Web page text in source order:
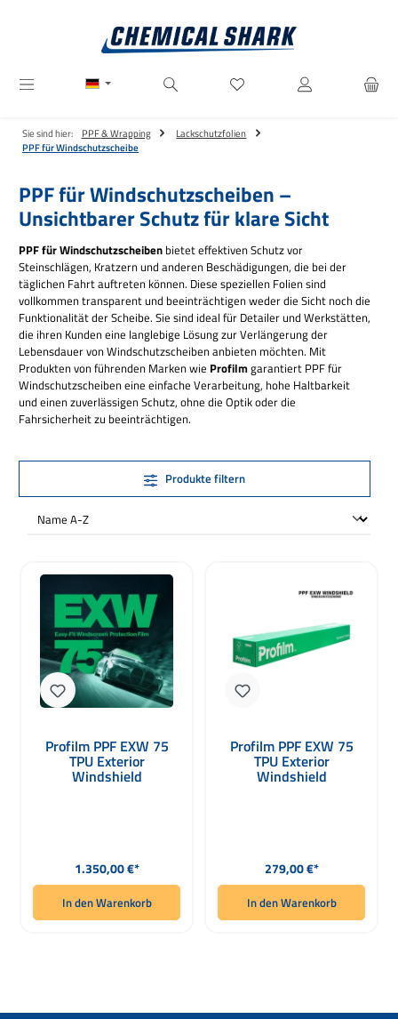
Du hast 0 Produkte auf dem
Sie sind hier: PPF & Wrapping
Lackschutzfolien
PPF für Windschutzscheibe
PPF für Windschutzscheiben –
Unsichtbarer Schutz für klare Sicht
PPF für Windschutzscheiben bietet effektiven Schutz vor
Steinschlägen, Kratzern und anderen Beschädigungen, die bei der
täglichen Fahrt auftreten können. Diese speziellen Folien sind
vollkommen transparent und beeinträchtigen weder die Sicht noch die
Funktionalität der Scheibe. Sie sind ideal für Detailer und Werkstätten,
die ihren Kunden eine langlebige Lösung zur Verlängerung der
Lebensdauer von Windschutzscheiben anbieten möchten. Mit
Produkten von führenden Marken wie Profilmgarantiert PPF für
Windschutzscheiben eine einfache Verarbeitung, hohe Haltbarkeit
und einen zuverlässigen Schutz, ohne die Optik oder die
Fahrsicherheit zu beeinträchtigen.
Produkte filtern
Profilm PPF EXW 75
TPU Exterior
Windshield
Regulärer Preis:
1.350,00 €*
In den Warenkorb
Profilm PPF EXW 75
TPU Exterior
Windshield
Regulärer Preis:
279,00 €*
In den Warenkorb